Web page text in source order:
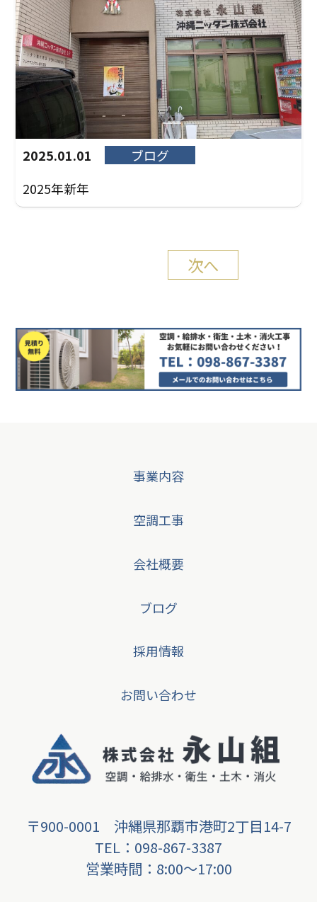
2025.01.01
ブログ
2025年新年
次へ
事業内容
空調工事
会社概要
ブログ
採用情報
お問い合わせ
〒900-0001 沖縄県那覇市港町2丁目14-7
TEL：098-867-3387
営業時間：8:00〜17:00